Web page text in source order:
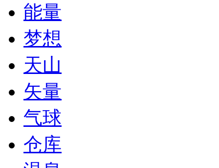
能量
梦想
天山
矢量
气球
仓库